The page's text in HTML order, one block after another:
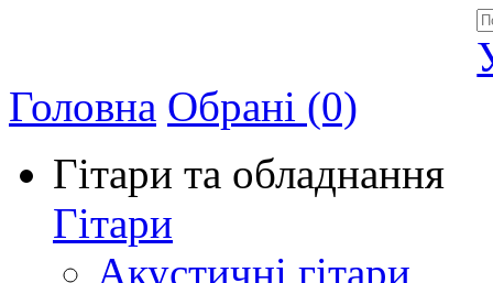
Головна Обрані (0)
Гітари та обладнання
Гітари
Акустичні гітари